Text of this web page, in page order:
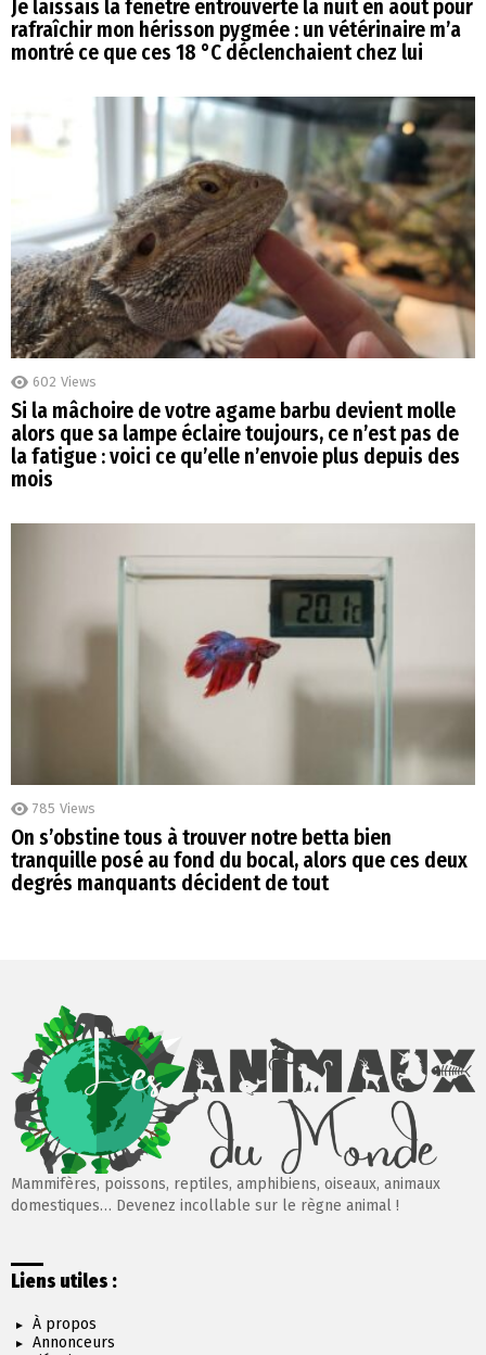
Je laissais la fenêtre entrouverte la nuit en août pour
rafraîchir mon hérisson pygmée : un vétérinaire m’a
montré ce que ces 18 °C déclenchaient chez lui
602 Views
Si la mâchoire de votre agame barbu devient molle
alors que sa lampe éclaire toujours, ce n’est pas de
la fatigue : voici ce qu’elle n’envoie plus depuis des
mois
785 Views
On s’obstine tous à trouver notre betta bien
tranquille posé au fond du bocal, alors que ces deux
degrés manquants décident de tout
Mammifères, poissons, reptiles, amphibiens, oiseaux, animaux
domestiques… Devenez incollable sur le règne animal !
Liens utiles :
À propos
Annonceurs